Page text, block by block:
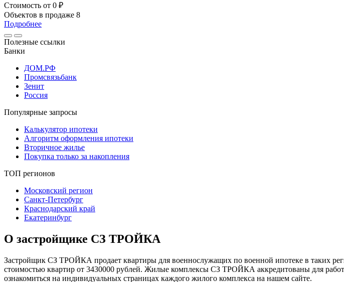
Стоимость от 0 ₽
Объектов в продаже 8
Подробнее
Полезные ссылки
Банки
ДОМ.РФ
Промсвязьбанк
Зенит
Россия
Популярные запросы
Калькулятор ипотеки
Алгоритм оформления ипотеки
Вторичное жилье
Покупка только за накопления
ТОП регионов
Московский регион
Санкт-Петербург
Краснодарский край
Екатеринбург
О застройщике СЗ ТРОЙКА
Застройщик СЗ ТРОЙКА продает квартиры для военнослужащих по военной ипотеке в таких
стоимостью квартир от 3430000 рублей. Жилые комплексы СЗ ТРОЙКА аккредитованы для
ознакомиться на индивидуальных страницах каждого жилого комплекса на нашем сайте.